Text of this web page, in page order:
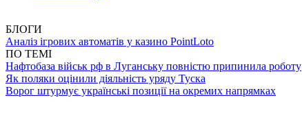
БЛОГИ
Аналіз ігрових автоматів у казино PointLoto
ПО ТЕМІ
Нафтобаза військ рф в Луганську повністю припинила роботу
Як поляки оцінили діяльність уряду Туска
Ворог штурмує українські позиції на окремих напрямках